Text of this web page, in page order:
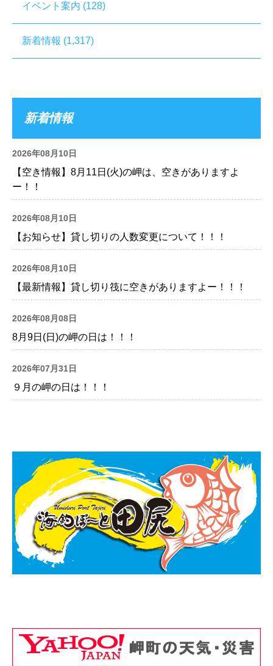
イベント案内 (128)
新着情報 (1,317)
新着情報
2026年08月10日
【空き情報】8月11日(火)の岬は、空きがありますよ
ー！！
2026年08月10日
【お知らせ】貸し切りの人数変更について！！！
2026年08月10日
【最新情報】貸し切り筏に空きがありますよー！！！
2026年08月08日
8月9日(日)の岬の日は！！！
2026年07月31日
９月の岬の日は！！！